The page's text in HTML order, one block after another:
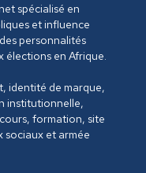
spécialisé en
et influence
personnalités
élections en Afrique.
identité de marque,
institutionnelle,
formation, site
sociaux et armée